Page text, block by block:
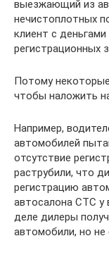
выезжающий из
нечистоплотных
клиент с
регистрационных
Потому
чтобы наложить
Например,
автомобилей
отсутствие
раструбили, что
регистрацию
автосалона СТС
деле дилеры
автомобили, но не